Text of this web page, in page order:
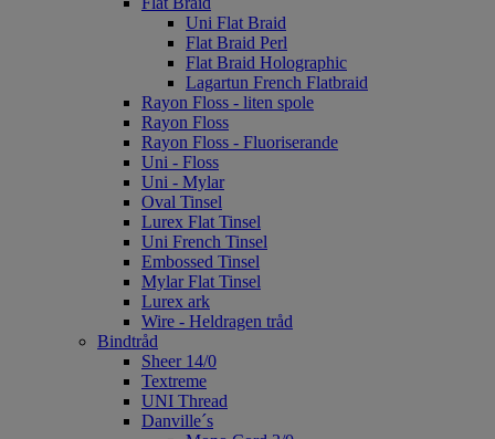
Uni Flat Braid
Flat Braid Perl
Flat Braid Holographic
Lagartun French Flatbraid
Rayon Floss - liten spole
Rayon Floss
Rayon Floss - Fluoriserande
Uni - Floss
Uni - Mylar
Oval Tinsel
Lurex Flat Tinsel
Uni French Tinsel
Embossed Tinsel
Mylar Flat Tinsel
Lurex ark
Wire - Heldragen tråd
Bindtråd
Sheer 14/0
Textreme
UNI Thread
Danville´s